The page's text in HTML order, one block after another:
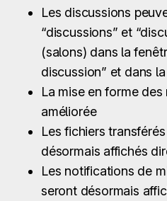
Les discussions
“discussions” et
(salons) dans la
discussion” et dans
La mise en forme des
améliorée
Les fichiers
désormais affichés
Les notifications de
seront désormais